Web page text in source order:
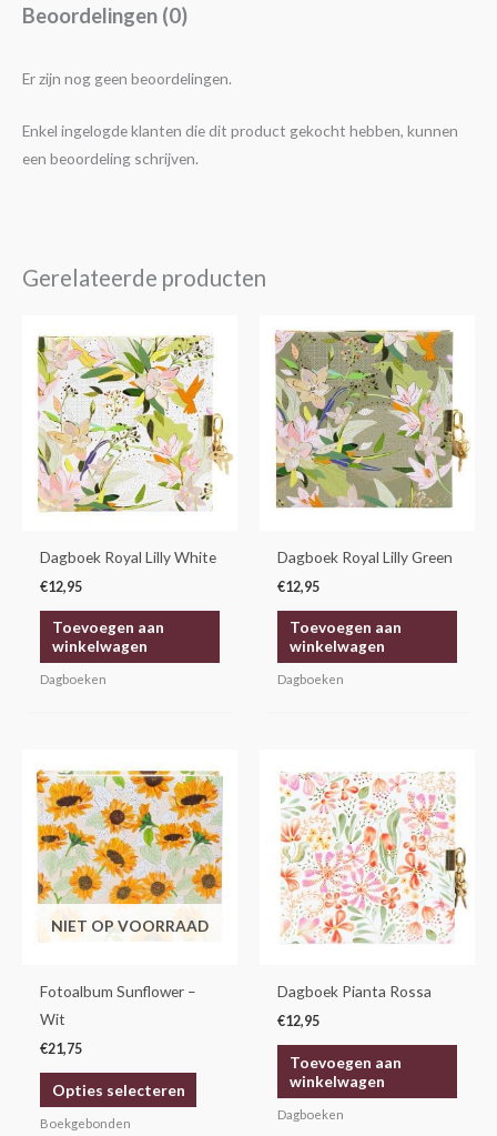
Beoordelingen (0)
Er zijn nog geen beoordelingen.
Enkel ingelogde klanten die dit product gekocht hebben, kunnen
een beoordeling schrijven.
Gerelateerde producten
Dagboek Royal Lilly White
€12,95
Toevoegen aan
winkelwagen
Dagboeken
Dagboek Royal Lilly Green
€12,95
Toevoegen aan
winkelwagen
Dagboeken
NIET OP VOORRAAD
Fotoalbum Sunflower –
Wit
€21,75
Opties selecteren
product
heeft
meerdere
variaties.
Deze
optie
de
productpagina
Boekgebonden
Dagboek Pianta Rossa
€12,95
Toevoegen aan
winkelwagen
Dagboeken